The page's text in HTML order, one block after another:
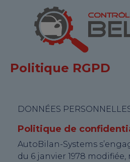
Politique RGPD
DONNÉES
Politique de
AutoBilan-Systems
du 6 janvier 1978